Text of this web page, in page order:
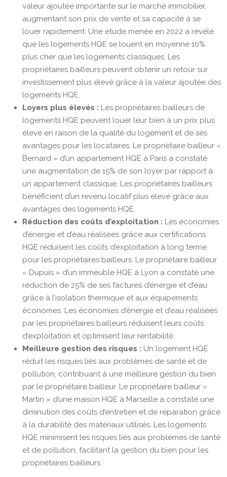
valeur ajoutée importante sur le marché immobilier,
augmentant son prix de vente et sa capacité à se
louer rapidement. Une étude menée en 2022 a révélé
que les logements HQE se louent en moyenne 10%
plus cher que les logements classiques. Les
propriétaires bailleurs peuvent obtenir un retour sur
investissement plus élevé grâce à la valeur ajoutée des
logements HQE.
Loyers plus élevés : Les propriétaires bailleurs de
logements HQE peuvent louer leur bien à un prix plus
élevé en raison de la qualité du logement et de ses
avantages pour les locataires. Le propriétaire bailleur «
Bernard » d’un appartement HQE à Paris a constaté
une augmentation de 15% de son loyer par rapport à
un appartement classique. Les propriétaires bailleurs
bénéficient d’un revenu locatif plus élevé grâce aux
avantages des logements HQE.
Réduction des coûts d’exploitation : Les économies
d’énergie et d’eau réalisées grâce aux certifications
HQE réduisent les coûts d’exploitation à long terme
pour les propriétaires bailleurs. Le propriétaire bailleur
« Dupuis » d’un immeuble HQE à Lyon a constaté une
réduction de 25% de ses factures d’énergie et d’eau
grâce à l’isolation thermique et aux équipements
économes. Les économies d’énergie et d’eau réalisées
par les propriétaires bailleurs réduisent leurs coûts
d’exploitation et optimisent leur rentabilité.
Meilleure gestion des risques : Un logement HQE
réduit les risques liés aux problèmes de santé et de
pollution, contribuant à une meilleure gestion du bien
par le propriétaire bailleur. Le propriétaire bailleur «
Martin » d’une maison HQE à Marseille a constaté une
diminution des coûts d’entretien et de réparation grâce
à la durabilité des matériaux utilisés. Les logements
HQE minimisent les risques liés aux problèmes de santé
et de pollution, facilitant la gestion du bien pour les
propriétaires bailleurs.